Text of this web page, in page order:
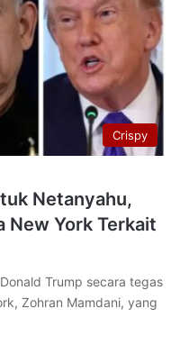
Crispy
Netanyahu,
New York Terkait
Trump secara tegas
Zohran Mamdani, yang